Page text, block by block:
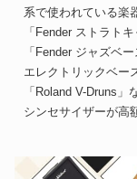
系で使われている楽
「Fender ストラト
「Fender ジャズベ
エレクトリックベー
「Roland V-Druns
シンセサイザーが高